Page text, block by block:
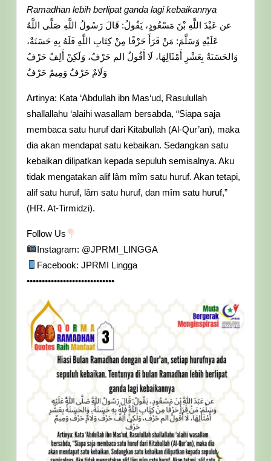
Ramadhan lebih berlipat ganda lagi kebaikannya
عن عَبْدَ اللَّهِ بْنَ مَسْعُودٍ، يَقُولُ: قَالَ رَسُولُ اللَّهِ صَلَّى اللَّهُ
عَلَيْهِ وَسَلَّمَ: مَنْ قَرَأَ حَرْفًا مِنْ كِتَابِ اللَّهِ فَلَهُ بِهِ حَسَنَةٌ،
وَالحَسَنَةُ بِعَشْرِ أَمْثَالِهَا، لَا أَقُولُ الم حَرْفٌ، وَلَكِنْ أَلِفٌ حَرْفٌ
وَلَامٌ حَرْفٌ وَمِيمٌ حَرْفٌ
Artinya: Kata ‘Abdullah ibn Mas‘ud, Rasulullah
shallallahu ‘alaihi wasallam bersabda, “Siapa saja
membaca satu huruf dari Kitabullah (Al-Qur’an), maka
dia akan mendapat satu kebaikan. Sedangkan satu
kebaikan dilipatkan kepada sepuluh semisalnya. Aku
tidak mengatakan alif lâm mîm satu huruf. Akan tetapi,
alif satu huruf, lâm satu huruf, dan mîm satu huruf,”
(HR. At-Tirmidzi).
Follow Us
Instagram: @JPRMI_LINGGA
Facebook: JPRMI Lingga
•••••••••••••••••••••••••••••